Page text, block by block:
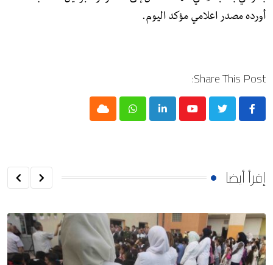
أورده مصدر اعلامي مؤكد اليوم.
Share This Post:
Youtube
LinkedIn
Whatsapp
Cloud
إقرأ أيضا